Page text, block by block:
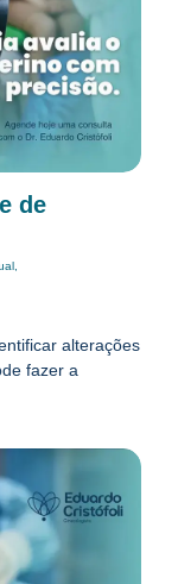
de
alterações
fazer a